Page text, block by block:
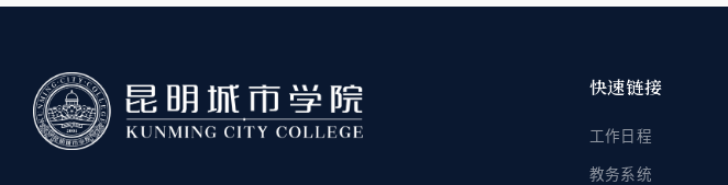
快速链接
工作日程
教务系统